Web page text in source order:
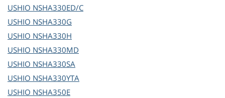
USHIO NSHA330ED/C
USHIO NSHA330G
USHIO NSHA330H
USHIO NSHA330MD
USHIO NSHA330SA
USHIO NSHA330YTA
USHIO NSHA350E